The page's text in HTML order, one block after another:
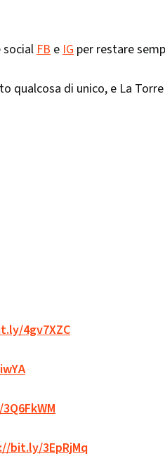
socialFB eIG per restare
qualcosa di unico, e La
4gv7XZC
bit.ly/3EpRjMq